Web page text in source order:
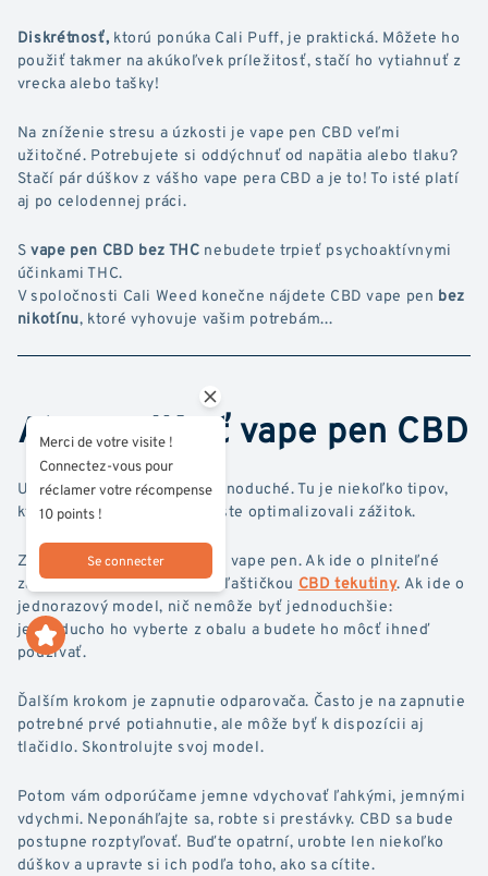
Diskrétnosť, ktorú ponúka Cali Puff, je praktická. Môžete ho
použiť takmer na akúkoľvek príležitosť, stačí ho vytiahnuť z
vrecka alebo tašky!
Na zníženie stresu a úzkosti je vape pen CBD veľmi
užitočné. Potrebujete si oddýchnuť od napätia alebo tlaku?
Stačí pár dúškov z vášho vape pera CBD a je to! To isté platí
aj po celodennej práci.
Svape pen CBD bez THC nebudete trpieť psychoaktívnymi
účinkami THC.
V spoločnosti Cali Weed konečne nájdete CBD vape pen bez
nikotínu, ktoré vyhovuje vašim potrebám...
Ako používať vape pen CBD
Uvidíte, že je to rýchle a jednoduché. Tu je niekoľko tipov,
ktorými sa treba riadiť, aby ste optimalizovali zážitok.
Začnite tým, že si pripravíte vape pen. Ak ide o plniteľné
zariadenie, naplňte kazetu fľaštičkou CBD tekutiny. Ak ide o
jednorazový model, nič nemôže byť jednoduchšie:
jednoducho ho vyberte z obalu a budete ho môcť ihneď
používať.
Ďalším krokom je zapnutie odparovača. Často je na zapnutie
potrebné prvé potiahnutie, ale môže byť k dispozícii aj
tlačidlo. Skontrolujte svoj model.
Potom vám odporúčame jemne vdychovať ľahkými, jemnými
vdychmi. Neponáhľajte sa, robte si prestávky. CBD sa bude
postupne rozptyľovať. Buďte opatrní, urobte len niekoľko
dúškov a upravte si ich podľa toho, ako sa cítite.
Merci de votre visite !
Connectez-vous pour
réclamer votre récompense
10 points !
Se connecter